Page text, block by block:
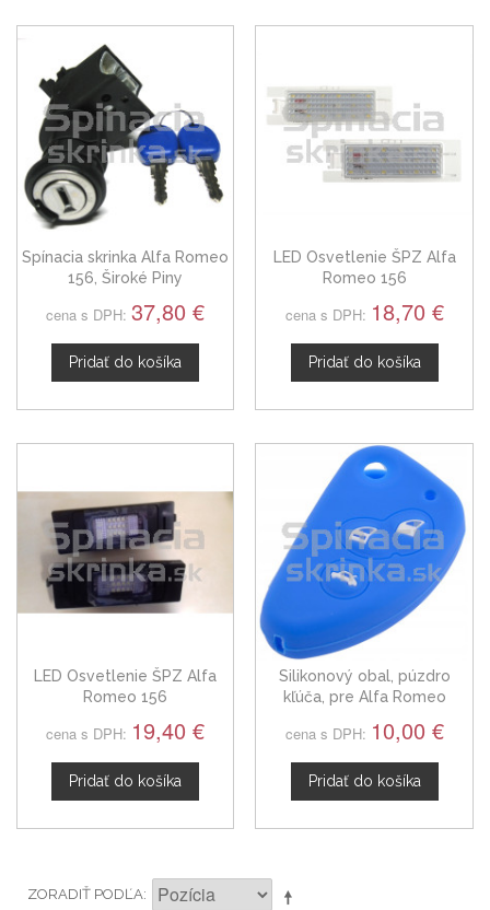
Spínacia skrinka Alfa Romeo
156, Široké Piny
cena s DPH: 37,80 €
Pridať do košíka
LED Osvetlenie ŠPZ Alfa
Romeo 156
cena s DPH: 18,70 €
Pridať do košíka
LED Osvetlenie ŠPZ Alfa
Romeo 156
cena s DPH: 19,40 €
Pridať do košíka
Silikonový obal, púzdro
kľúča, pre Alfa Romeo
cena s DPH: 10,00 €
Pridať do košíka
ZORADIŤ PODĽA